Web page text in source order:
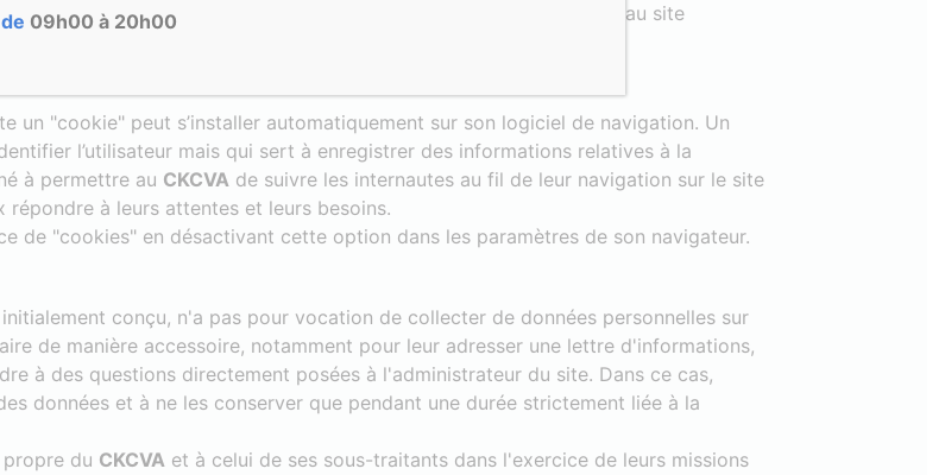
contenues sur des sites tiers où figurent des liens renvoyant au site
un "cookie" peut s’installer automatiquement sur son logiciel de navigation. Un
l’utilisateur mais qui sert à enregistrer des informations relatives à la
à permettre au CKCVAde suivre les internautes au fil de leur navigation sur le site
répondre à leurs attentes et leurs besoins.
de "cookies" en désactivant cette option dans les paramètres de son navigateur.
conçu, n'a pas pour vocation de collecter de données personnelles sur
de manière accessoire, notamment pour leur adresser une lettre d'informations,
à des questions directement posées à l'administrateur du site. Dans ce cas,
données et à ne les conserver que pendant une durée strictement liée à la
du CKCVAet à celui de ses sous-traitants dans l'exercice de leurs missions
09h00 à 20h00